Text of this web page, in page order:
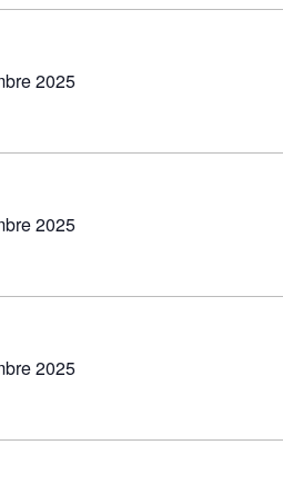
2025
2025
2025